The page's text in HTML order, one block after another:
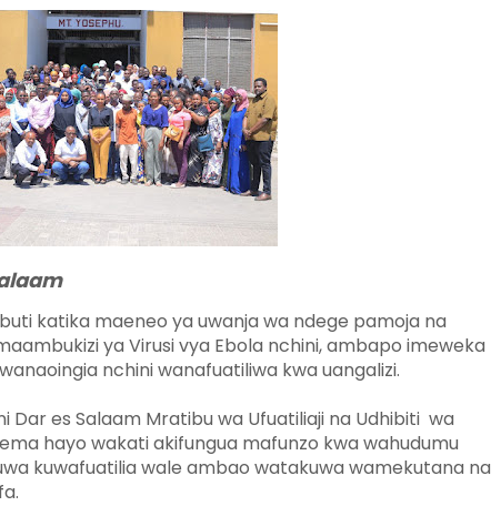
katika maeneo ya uwanja wa ndege pamoja na
ya Virusi vya Ebola nchini, ambapo imeweka
nchini wanafuatiliwa kwa uangalizi.
Dar es Salaam Mratibu wa Ufuatiliaji na Udhibiti wa
hayo wakati akifungua mafunzo kwa wahudumu
kuwafuatilia wale ambao watakuwa wamekutana na